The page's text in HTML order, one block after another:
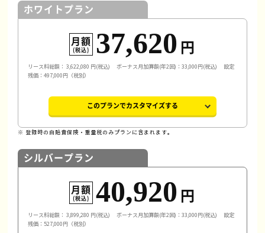
ホワイトプラン
月額
(税込) 37,620 円
リース料総額： 3,622,080 円(税込) ボーナス月加算額(年2回)：33,000円(税込)
設定
残価：497,000円（税別）
このプランでカスタマイズする
※ 登録時の自賠責保険・重量税のみプランに含まれます。
シルバープラン
月額
(税込) 40,920 円
リース料総額： 3,899,280 円(税込) ボーナス月加算額(年2回)：33,000円(税込)
設定
残価：527,000円（税別）